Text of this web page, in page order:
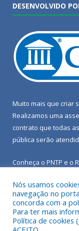
DESENVOLVIDO
Muito mais que criar
Realizamos uma
contrato que todas
pública serão
Conheça o PNTP e o
Todos os direitos
Nós usamos
navegação no
concorda com a
Para ter mais
Política de cookies (